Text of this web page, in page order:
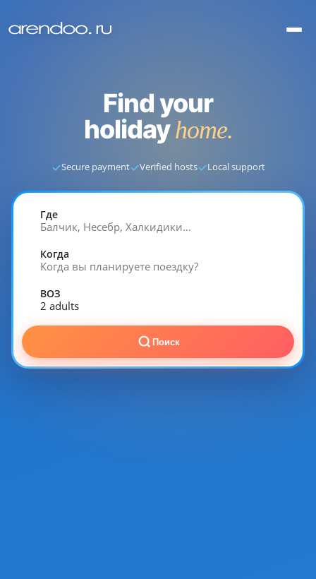
Find your
holidayhome.
✓Secure payment✓Verified hosts✓Local support
Где
Балчик, Несебр, Халкидики…
Когда
Когда вы планируете поездку?
ВОЗ
2 adults
Поиск